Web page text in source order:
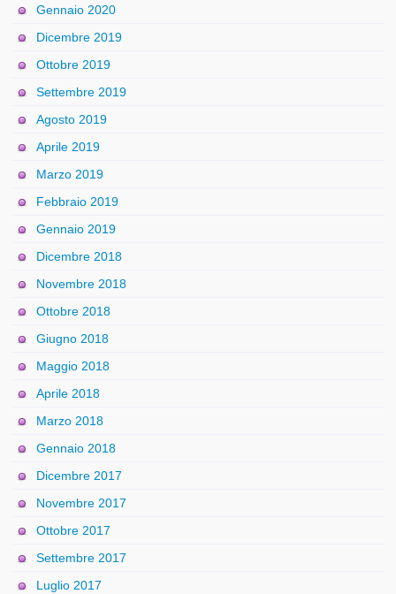
Gennaio 2020
Dicembre 2019
Ottobre 2019
Settembre 2019
Agosto 2019
Aprile 2019
Marzo 2019
Febbraio 2019
Gennaio 2019
Dicembre 2018
Novembre 2018
Ottobre 2018
Giugno 2018
Maggio 2018
Aprile 2018
Marzo 2018
Gennaio 2018
Dicembre 2017
Novembre 2017
Ottobre 2017
Settembre 2017
Luglio 2017